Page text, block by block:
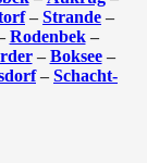
– Strande –
Rodenbek–
– Boksee–
– Schacht-